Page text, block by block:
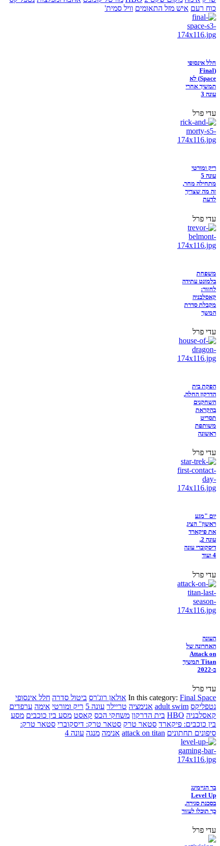
כוח רעם איש מזל התאומים וויל סמית'
חלל אינסופי
(Final
Space) לא
תמשיך אחרי
עונה 3
עדי פרל
ריק ומורטי
עונה 5
מתחילה מחר,
זה מה שצריך
לדעת
עדי פרל
משפחת
בלמונט עתידה
לחזור:
קאסלבניה
מקבלת סדרת
המשך
עדי פרל
הפקת בית
הדרקון החלה,
השחקנים
בהקראת
תסריט
משותפת
ראשונה
עדי פרל
יום "מגע
ראשון" הציג
את פיקארד
עונה 2,
דיסקוברי עונה
4 ועוד
עדי פרל
העונה
האחרונה של
Attack on
Titan תמשיך
ב-2022
עדי פרל
In this category: Final Space אולאן רוג'רס ביטול סדרה חלל אינסופי
נטפליקס adult swim אנימציה טריילר עונה 5 ריק ומורטי אימה ערפדים
קאסלבניה HBO בית הדרקון משחקי הכס קאסט מסע בין כוכבים מסע
בין כוכבים: פיקארד סטאר טרק סטאר טרק: דיסקוברי סטאר טרק:
סיפונים תחתונים attack on titan אנימה מנגה עונה 4
בר הגיימינג
Level Up
בסכנת סגירה,
כך תוכלו לעזור
עדי פרל